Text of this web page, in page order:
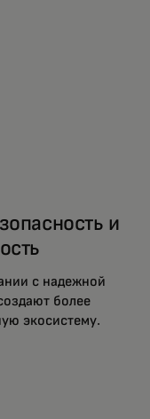
и
с надежной
более
экосистему.